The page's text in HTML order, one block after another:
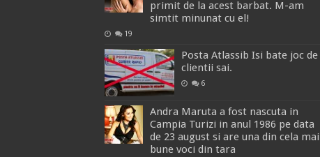
primit de la acest barbat. M-am
simtit minunat cu el!
19
Posta Atlassib Isi bate joc de
clientii sai.
6
Andra Maruta a fost nascuta in
Campia Turizi in anul 1986 pe data
de 23 august si are una din cela mai
bune voci din tara